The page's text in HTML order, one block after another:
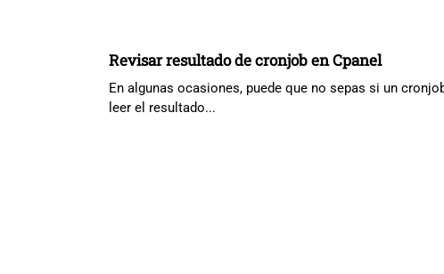
Revisar resultado de cronjob en Cpanel
En algunas ocasiones, puede que no sepas si un
leer el resultado...